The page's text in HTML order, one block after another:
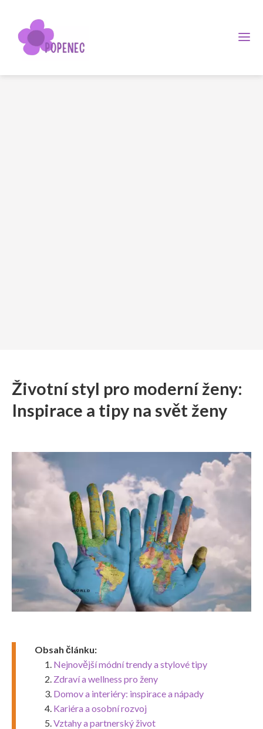
Životní styl pro moderní ženy:
Inspirace a tipy na svět ženy
Obsah článku:
Nejnovější módní trendy a stylové tipy
Zdraví a wellness pro ženy
Domov a interiéry: inspirace a nápady
Kariéra a osobní rozvoj
Vztahy a partnerský život